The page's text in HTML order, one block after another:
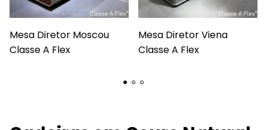
Mesa Diretor Moscou
Classe A Flex
Mesa Diretor Viena
Classe A Flex